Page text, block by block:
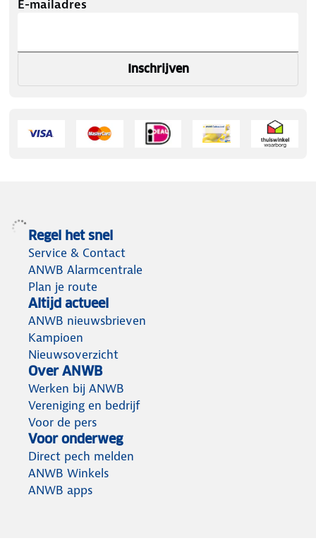
E-mailadres
Inschrijven
Regel het snel
Service & Contact
ANWB Alarmcentrale
Plan je route
Altijd actueel
ANWB nieuwsbrieven
Kampioen
Nieuwsoverzicht
Over ANWB
Werken bij ANWB
Vereniging en bedrijf
Voor de pers
Voor onderweg
Direct pech melden
ANWB Winkels
ANWB apps